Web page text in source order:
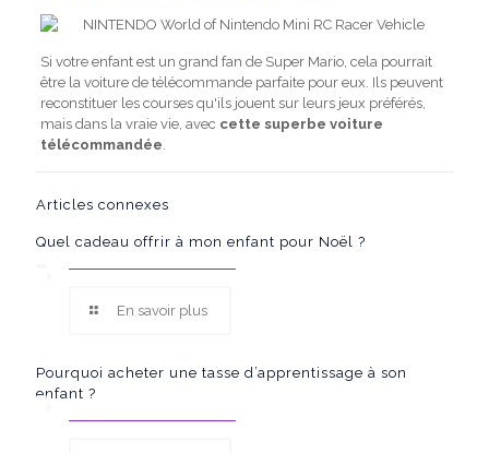
Si votre enfant est un grand fan de Super Mario, cela pourrait
être la voiture de télécommande parfaite pour eux. Ils peuvent
reconstituer les courses qu'ils jouent sur leurs jeux préférés,
mais dans la vraie vie, avec cette superbe voiture
télécommandée.
Articles connexes
Quel cadeau offrir à mon enfant pour Noël ?
En savoir plus
Pourquoi acheter une tasse d’apprentissage à son
enfant ?